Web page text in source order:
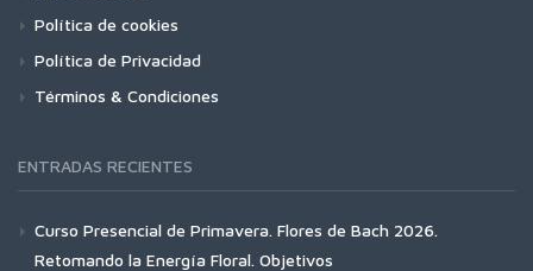
Política de cookies
Política de Privacidad
Términos & Condiciones
ENTRADAS RECIENTES
Curso Presencial de Primavera. Flores de Bach 2026.
Retomando la Energía Floral. Objetivos